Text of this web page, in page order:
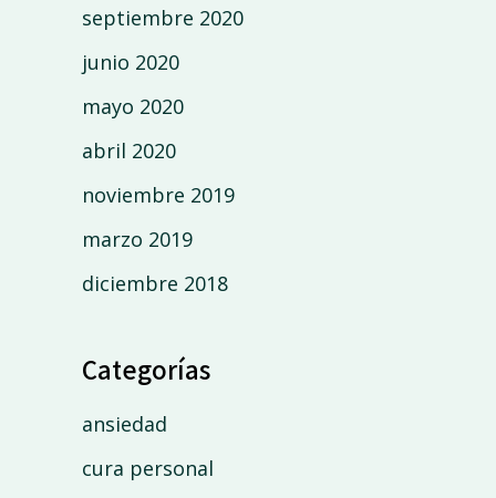
septiembre 2020
junio 2020
mayo 2020
abril 2020
noviembre 2019
marzo 2019
diciembre 2018
Categorías
ansiedad
cura personal